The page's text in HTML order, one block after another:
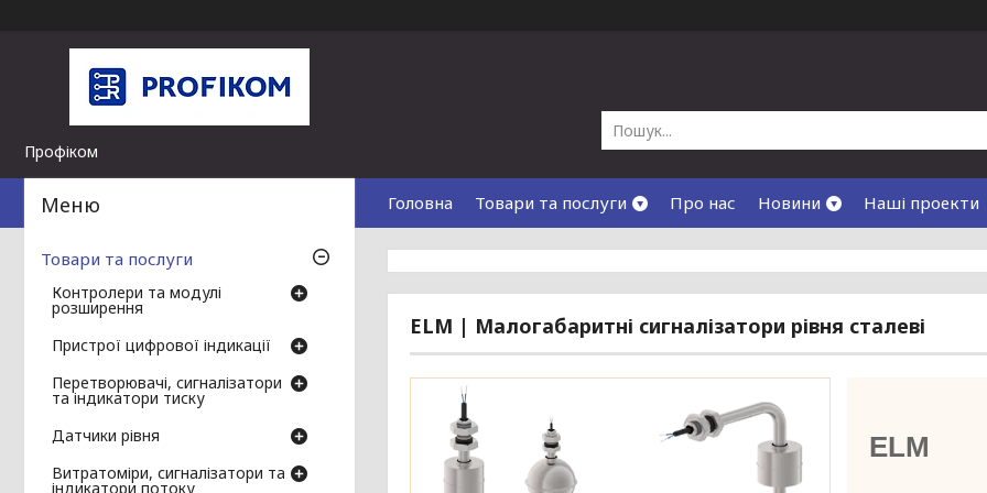
Профіком
Головна Товари та послуги Про нас Новини Наші проекти
ELM | Малогабаритні сигналізатори рівня сталеві
ELM
Товари та послуги
Контролери та модулі
розширення
Пристрої цифрової індикації
Перетворювачі, сигналізатори
та індикатори тиску
Датчики рівня
Витратоміри, сигналізатори та
індикатори потоку